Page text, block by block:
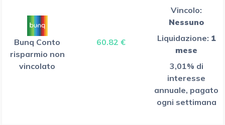
Bunq Conto
risparmio non
vincolato
60.82 €
Vincolo:
Nessuno
Liquidazione: 1
mese
3,01% di
interesse
annuale, pagato
ogni settimana